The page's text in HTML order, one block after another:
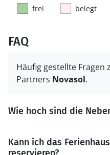
frei belegt
FAQ
Häufig gestellte Fragen
Partners Novasol.
Wie hoch sind die
Kann ich das